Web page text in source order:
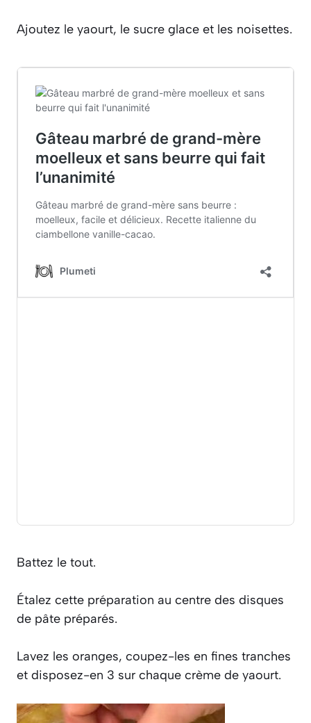
Ajoutez le yaourt, le sucre glace et les noisettes.
Battez le tout.
Étalez cette préparation au centre des disques
de pâte préparés.
Lavez les oranges, coupez-les en fines tranches
et disposez-en 3 sur chaque crème de yaourt.